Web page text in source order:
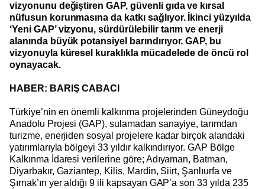
vizyonunu değiştiren GAP, güvenli gıda ve kırsal
nüfusun korunmasına da katkı sağlıyor. İkinci yüzyılda
‘Yeni GAP’ vizyonu, sürdürülebilir tarım ve enerji
alanında büyük potansiyel barındırıyor. GAP, bu
vizyonuyla küresel kuraklıkla mücadelede de öncü rol
oynayacak.
HABER: BARIŞ CABACI
Türkiye’nin en önemli kalkınma projelerinden Güneydoğu
Anadolu Projesi (GAP), sulamadan sanayiye, tarımdan
turizme, enerjiden sosyal projelere kadar birçok alandaki
yatırımlarıyla bölgeyi 33 yıldır kalkındırıyor. GAP Bölge
Kalkınma İdaresi verilerine göre; Adıyaman, Batman,
Diyarbakır, Gaziantep, Kilis, Mardin, Siirt, Şanlıurfa ve
Şırnak’ın yer aldığı 9 ili kapsayan GAP’a son 33 yılda 235